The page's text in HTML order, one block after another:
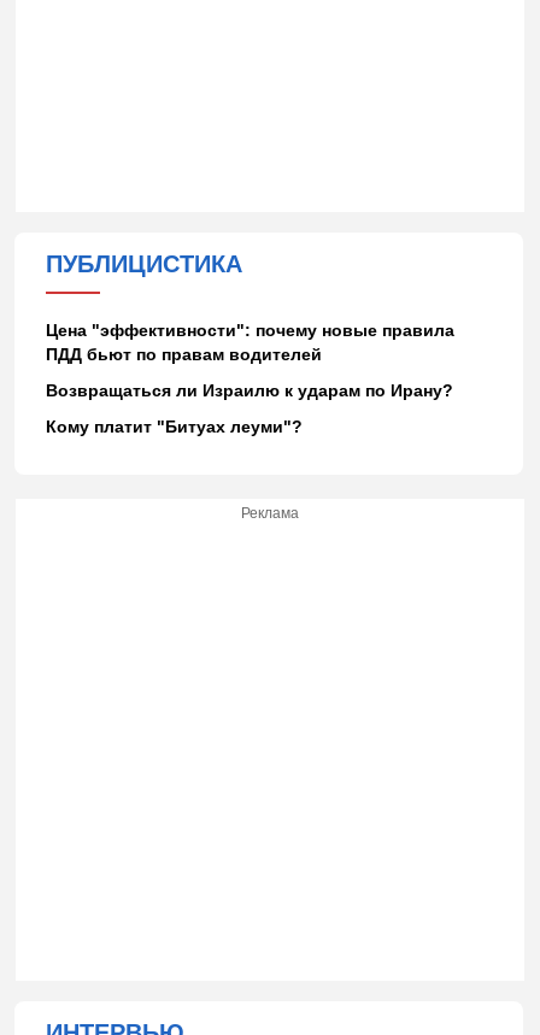
ПУБЛИЦИСТИКА
Цена "эффективности": почему новые правила
ПДД бьют по правам водителей
Возвращаться ли Израилю к ударам по Ирану?
Кому платит "Битуах леуми"?
Реклама